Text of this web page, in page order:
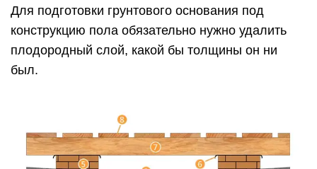
Для подготовки грунтового основания под
конструкцию пола обязательно нужно удалить
плодородный слой, какой бы толщины он ни
был.